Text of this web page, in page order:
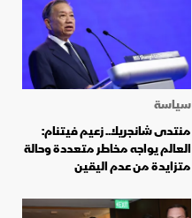
سياسة
منتدى شانجريلا.. زعيم فيتنام:
العالم يواجه مخاطر متعددة وحالة
متزايدة من عدم اليقين